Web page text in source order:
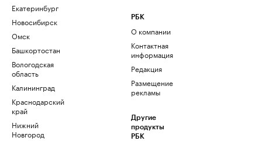
Екатеринбург
Новосибирск
Омск
Башкортостан
Вологодская
область
Калининград
Краснодарский
край
Нижний
Новгород
РБК
О компании
Контактная
информация
Редакция
Размещение
рекламы
Другие
продукты
РБК